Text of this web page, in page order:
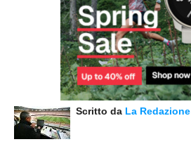
Scritto da La Redazione